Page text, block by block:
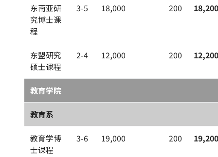
东南亚研
究博士课
程
3-5 18,000 200 18,200
东盟研究
硕士课程
2-4 12,000 200 12,200
教育学院
教育系
教育学博
士课程
3-6 19,000 200 19,200